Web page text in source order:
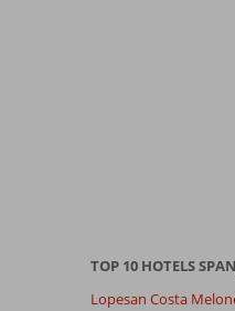
TOP 10 HOTELS
Lopesan Costa